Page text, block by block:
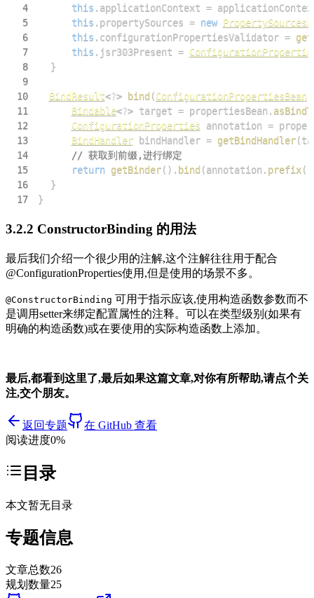
4
this . applicationContext =
5
this . propertySources = new
6
this . configurationPropertiesValidator =
7
this . jsr303Present =
8
}
9
10
BindResult<?> bind (ConfigurationPropertiesBean
11
Bindable<?> target = propertiesBean .
12
ConfigurationProperties annotation =
13
BindHandler bindHandler = getBindHandler(
14
// 获取到前缀,进行绑定
15
return getBinder( ) . bind (annotation . prefix(
16
}
17
}
3.2.2 ConstructorBinding 的用法
最后我们介绍一个很少用的注解,这个注解往往用于配合
@ConfigurationProperties使用,但是使用的场景不多。
@ConstructorBinding 可用于指示应该,使用构造函数参数而不
是调用setter来绑定配置属性的注释。可以在类型级别(如果有
明确的构造函数)或在要使用的实际构造函数上添加。
最后,都看到这里了,最后如果这篇文章,对你有所帮助,请点个关
注,交个朋友。
返回专题
在 GitHub 查看
阅读进度0%
目录
本文暂无目录
专题信息
文章总数26
规划数量25